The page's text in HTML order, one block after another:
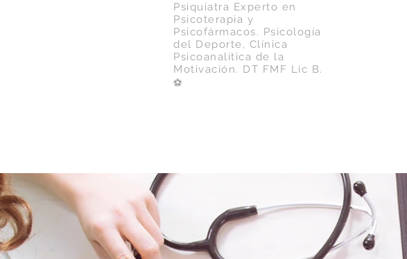
Psiquiatra Experto en
Psicoterapia y
Psicofármacos. Psicología
del Deporte, Clínica
Psicoanalítica de la
Motivación. DT FMF Lic B.
⚽️